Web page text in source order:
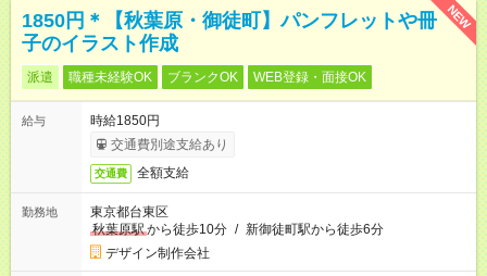
NEW
1850円＊【秋葉原・御徒町】パンフレットや冊
子のイラスト作成
派遣 職種未経験OK ブランクOK WEB登録・面接OK
給与
時給1850円
交通費別途支給あり
交通費 全額支給
勤務地
東京都台東区
秋葉原駅から徒歩10分 / 新御徒町駅から徒歩6分
デザイン制作会社